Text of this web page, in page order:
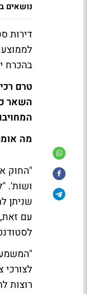
נושאים
דירות
בהכרח
טרם
השאר
מה
"החוק
ושות'.
שניתן
עם
רוצות